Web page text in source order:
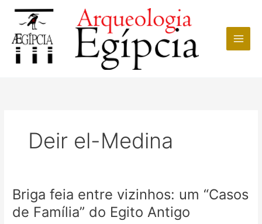
conteúdo
Deir el-Medina
Briga feia entre vizinhos: um “Casos
de Família” do Egito Antigo